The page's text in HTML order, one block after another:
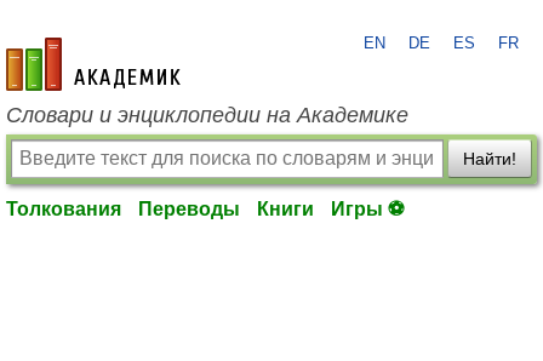
academic.ru
EN DE ES FR
Словари и энциклопедии на Академике
Найти!
Толкования Переводы Книги Игры ⚽